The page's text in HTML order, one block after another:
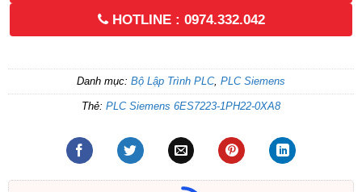
HOTLINE : 0974.332.042
Danh mục: Bộ Lập Trình PLC, PLC Siemens
Thẻ: PLC Siemens 6ES7223-1PH22-0XA8